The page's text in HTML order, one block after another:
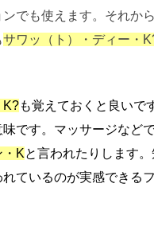
でも使えます。それか
サワッ（ト）・ディー・
K?も覚えておくと良いで
です。マッサージなど
・Kと言われたりします
ているのが実感できる